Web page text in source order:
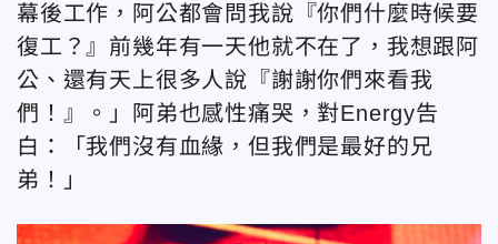
幕後工作，阿公都會問我說『你們什麼時候要
復工？』前幾年有一天他就不在了，我想跟阿
公、還有天上很多人說『謝謝你們來看我
們！』。」阿弟也感性痛哭，對Energy告
白：「我們沒有血緣，但我們是最好的兄
弟！」